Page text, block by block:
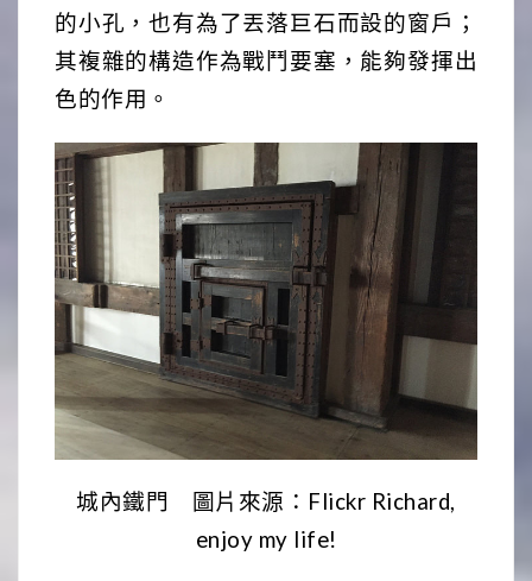
的小孔，也有為了丟落巨石而設的窗戶；
其複雜的構造作為戰鬥要塞，能夠發揮出
色的作用。
城內鐵門 圖片來源：Flickr Richard,
enjoy my life!